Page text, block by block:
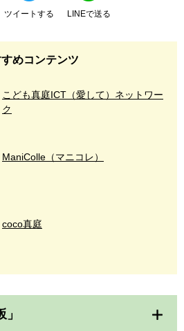
ツイートする LINEで送る
めコンテンツ
こども真庭ICT（愛して）ネットワー
ク
ManiColle（マニコレ）
coco真庭